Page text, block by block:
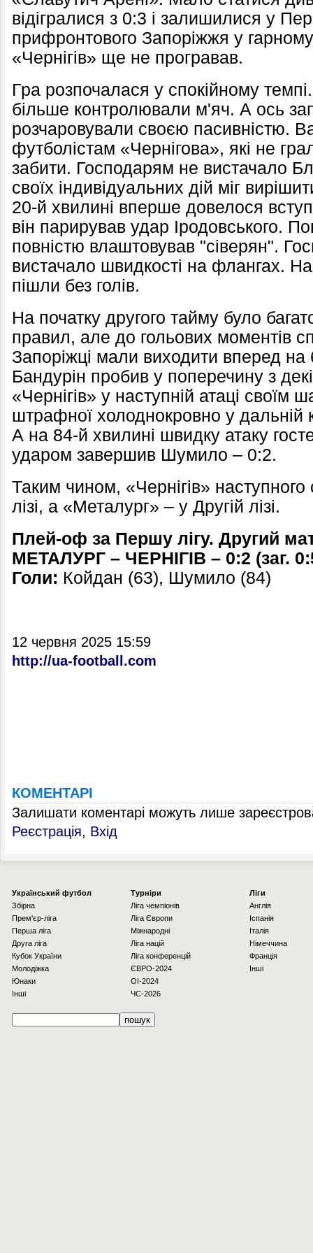
відігралися з 0:3 і залишилися у
прифронтового Запоріжжя у
«Чернігів» ще не програвав.
Гра розпочалася у спокійному
більше контролювали м'яч. А ось
розчаровували своєю пасивністю.
футболістам «Чернігова», які не
забити. Господарям не вистачало
своїх індивідуальних дій міг
20-й хвилині вперше довелося
він парирував удар Іродовського.
повністю влаштовував "сіверян".
вистачало швидкості на флангах.
пішли без голів.
На початку другого тайму було
правил, але до гольових моментів
Запоріжці мали виходити вперед на
Бандурін пробив у поперечину з
«Чернігів» у наступній атаці
штрафної холоднокровно у дальній
А на 84-й хвилині швидку атаку
ударом завершив Шумило – 0:2.
Таким чином, «Чернігів»
лізі, а «Металург» – у Другій лізі.
Плей-оф за Першу лігу. Другий
МЕТАЛУРГ – ЧЕРНІГІВ – 0:2 (заг.
Голи: Койдан (63), Шумило (84)
12 червня 2025 15:59
http://ua-football.com
КОМЕНТАРІ
Залишати коментарі можуть лише
Реєстрація, Вхід
Українcький футбол
Збірна
Прем'єр-ліга
Перша ліга
Друга ліга
Кубок України
Молодіжка
Юнаки
Інші
Турніри
Ліга чемпіонів
Ліга Європи
Міжнародні
Ліга націй
Ліга конференцій
ЄВРО-2024
OI-2024
ЧС-2026
Ліги
Англія
Іспанія
Італія
Німеччина
Франція
Інші